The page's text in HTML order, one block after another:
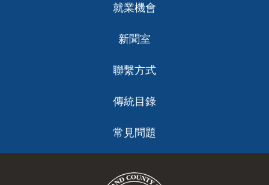
就業機會
新聞室
聯繫方式
傳統目錄
常見問題